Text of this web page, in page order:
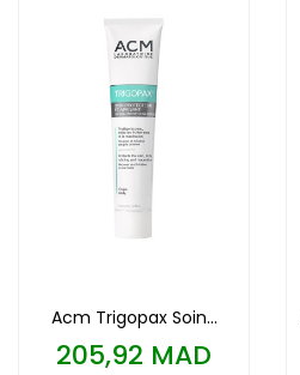
Acm Trigopax Soin...
Prix
205,92 MAD